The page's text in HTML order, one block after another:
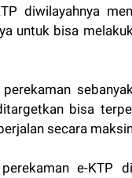
diwilayahnya
untuk bisa
bisa
secara
e-KTP